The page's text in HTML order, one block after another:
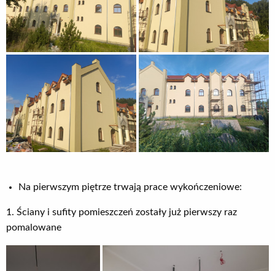
Na pierwszym piętrze trwają prace wykończeniowe:
1. Ściany i sufity pomieszczeń zostały już pierwszy raz
pomalowane